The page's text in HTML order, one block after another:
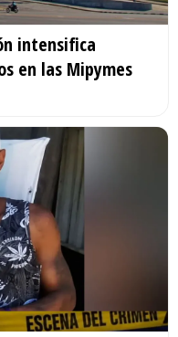
intensifica
en las Mipymes